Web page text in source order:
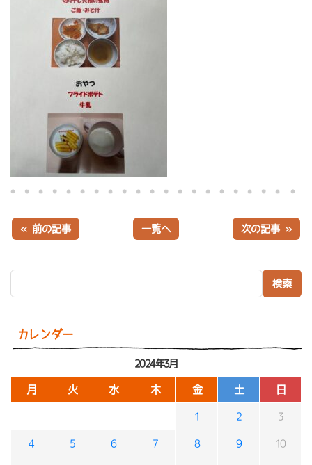
カレンダー
2024年3月
月 火 水 木 金 土 日
1 2 3
4 5 6 7 8 9 10
« 前の記事 一覧へ 次の記事 »